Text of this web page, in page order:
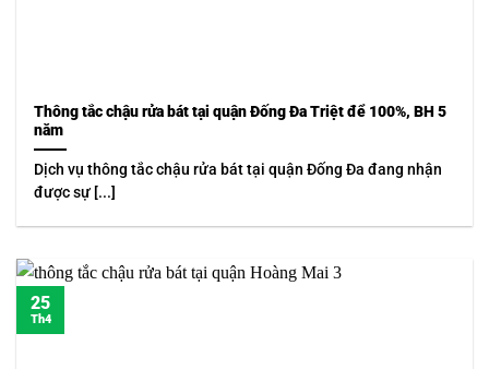
Thông tắc chậu rửa bát tại quận Đống Đa Triệt để 100%, BH 5
năm
Dịch vụ thông tắc chậu rửa bát tại quận Đống Đa đang nhận
được sự [...]
25
Th4